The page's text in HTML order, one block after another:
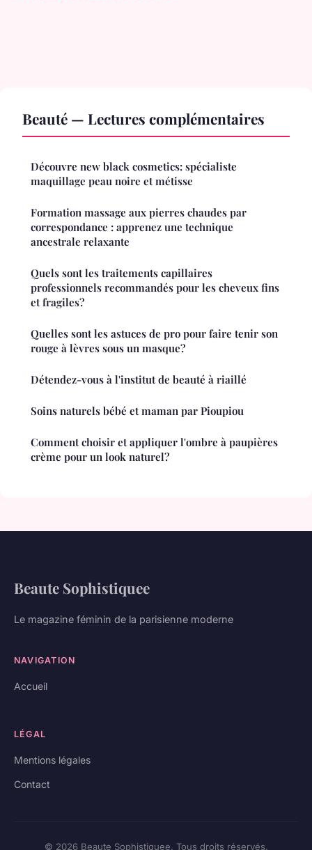
Beauté — Lectures complémentaires
Découvre new black cosmetics: spécialiste
maquillage peau noire et métisse
Formation massage aux pierres chaudes par
correspondance : apprenez une technique
ancestrale relaxante
Quels sont les traitements capillaires
professionnels recommandés pour les cheveux fins
et fragiles?
Quelles sont les astuces de pro pour faire tenir son
rouge à lèvres sous un masque?
Détendez-vous à l'institut de beauté à riaillé
Soins naturels bébé et maman par Pioupiou
Comment choisir et appliquer l'ombre à paupières
crème pour un look naturel?
Beaute Sophistiquee
Le magazine féminin de la parisienne moderne
NAVIGATION
Accueil
LÉGAL
Mentions légales
Contact
© 2026 Beaute Sophistiquee. Tous droits réservés.